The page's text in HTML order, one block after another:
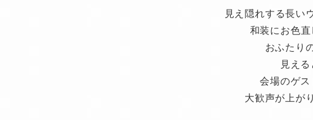
見え隠れする長い
和装にお色直
おふたり
見える
会場のゲス
大歓声が上が